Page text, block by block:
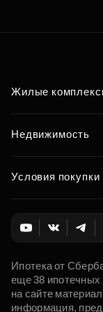
Жилые
Недвижимость
Условия покупки
Ипотека от
еще 38 ипотечных
на сайте
информация,